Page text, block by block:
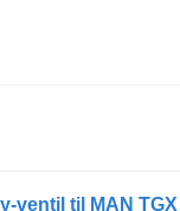
ventil til MAN TGX